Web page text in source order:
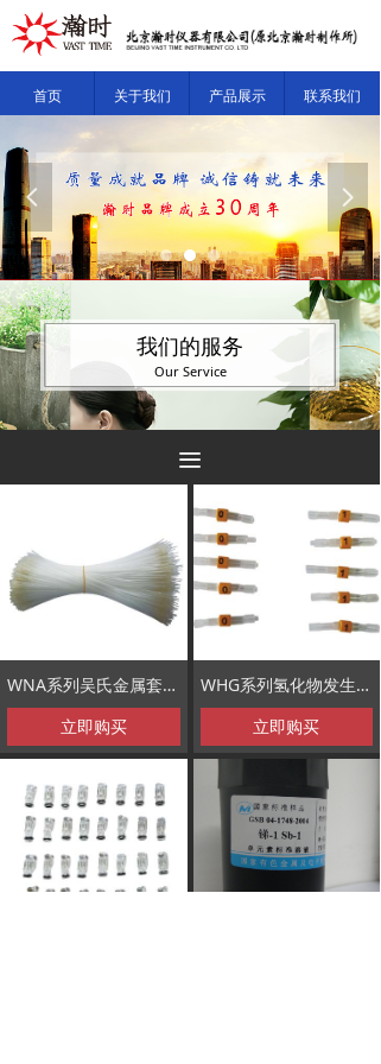
首页 关于我们 产品展示 联系我们
넳 넲
我们的服务
Our Service
끀
WNA系列吴氏金属套玻璃高效雾化器进样管
立即购买
WHG系列氢化物发生器毛细管
立即购买